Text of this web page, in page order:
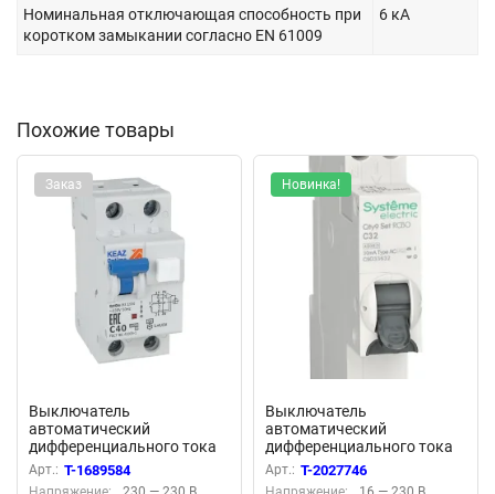
Номинальная отключающая способность при
коротком замыкании согласно EN 61009
6 кА
Похожие товары
Заказ
Выключатель
автоматический
дифференциального тока
2п C 32А 30мА тип A 6кА
OptiDin D63-22C32-A УЗ
Арт.: T-1689584
Новинка!
Выключатель
автоматический
дифференциального тока
2п (1P+N) C 32А 30мА тип
AC 4.5кА City9 18мм SE
Арт.: T-2027746